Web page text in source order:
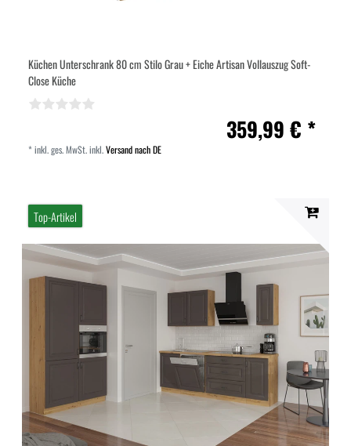
Küchen Unterschrank 80 cm Stilo Grau + Eiche Artisan Vollauszug Soft-
Close Küche
359,99 € *
*inkl. ges. MwSt.inkl.Versand nach DE
Top-Artikel